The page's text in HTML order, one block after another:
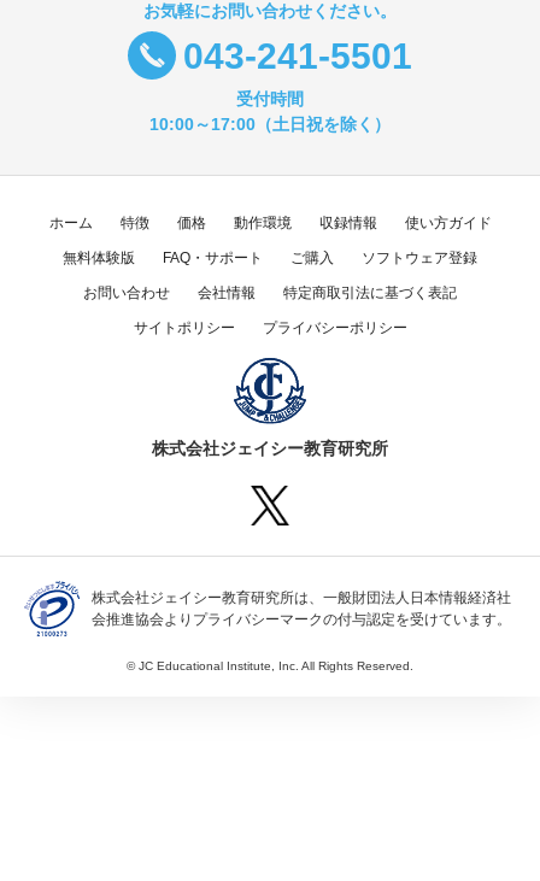
お気軽にお問い合わせください。
043-241-5501
受付時間
10:00～17:00（土日祝を除く）
ホーム 特徴 価格 動作環境 収録情報 使い方ガイド
無料体験版 FAQ・サポート ご購入 ソフトウェア登録
お問い合わせ 会社情報 特定商取引法に基づく表記
サイトポリシー プライバシーポリシー
株式会社ジェイシー教育研究所
株式会社ジェイシー教育研究所は、一般財団法人日本情報経済社
会推進協会よりプライバシーマークの付与認定を受けています。
© JC Educational Institute, Inc. All Rights Reserved.